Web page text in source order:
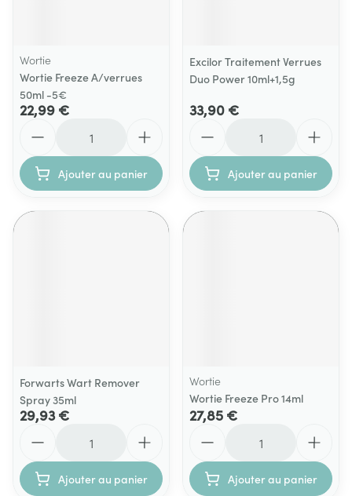
Wortie
Wortie Freeze A/verrues
50ml -5€
22,99 €
Ajouter au panier
Excilor Traitement Verrues
Duo Power 10ml+1,5g
33,90 €
Ajouter au panier
Forwarts Wart Remover
Spray 35ml
29,93 €
Ajouter au panier
Wortie
Wortie Freeze Pro 14ml
27,85 €
Ajouter au panier